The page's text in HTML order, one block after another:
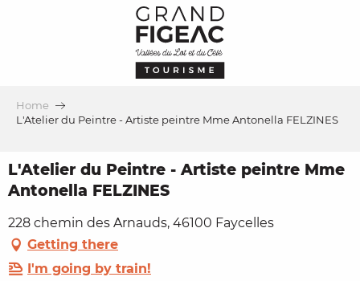
Home
L'Atelier du Peintre - Artiste peintre Mme Antonella FELZINES
L'Atelier du Peintre - Artiste peintre Mme
Antonella FELZINES
228 chemin des Arnauds, 46100 Faycelles
Getting there
I'm going by train!